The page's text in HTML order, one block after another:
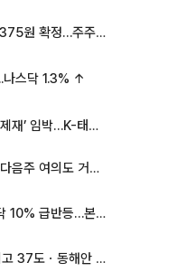
SK하이닉스, 분기배당 375원 확정…주주환원책 9월로 앞당겨 발표
나스닥 1.3% ↑
美 ‘232조 하이브리드 제재’ 임박…K-태양광, 불확실성 털고 날개 다나
'국책은행 3사' 직원들, 다음주 여의도 거리 나서는 까닭은
[베스트&워스트] 코스닥 10% 급반등…본느, 최대주주 변경 기대에 270% 폭등
폭염에 폭우까지⋯낮 최고 37도ㆍ동해안 강한 비 [날씨]